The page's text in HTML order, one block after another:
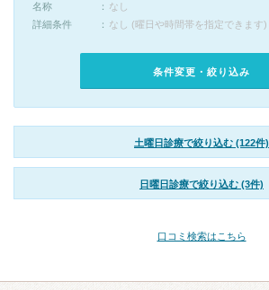
名称
なし
詳細条件
なし (曜日や時間帯を指定できます)
条件変更・絞り込み
土曜日診療で絞り込む (122件)
日曜日診療で絞り込む (3件)
口コミ検索はこちら